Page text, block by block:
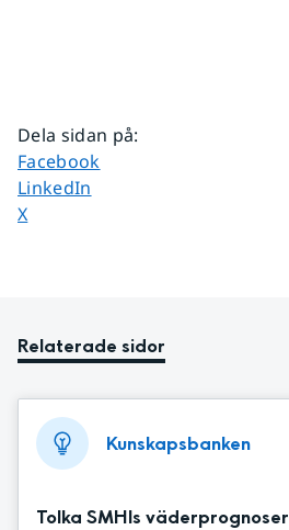
Dela sidan på:
Dela sidan på
Facebook
Dela sidan på
LinkedIn
Dela sidan på
X
Relaterade sidor
Kunskapsbanken
Tolka SMHIs väderprognoser